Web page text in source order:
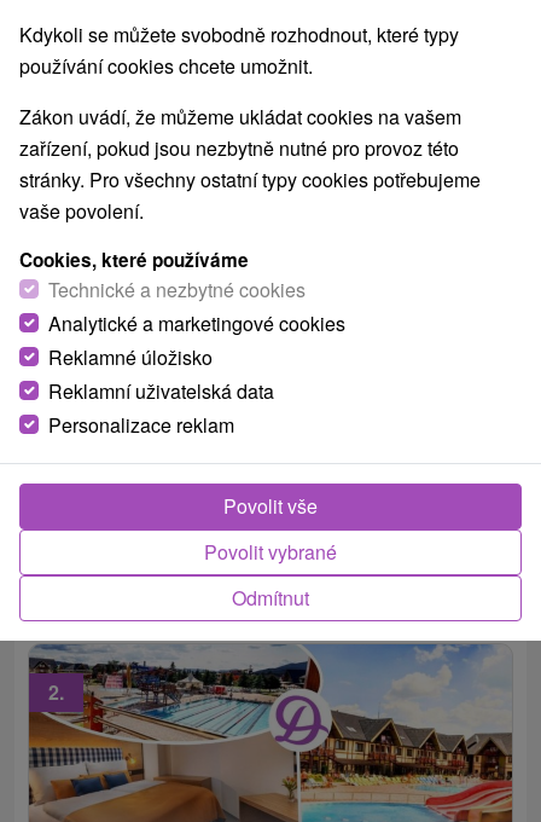
Nejprodávanější
1.
Lázeňská pohoda v Lúčkách: Relax,
regenerace, wellness a zážitky pro celou
rodinu
Od 2 Nocí
Plná Penze
Plná penze, léčebné procedury, vstup do vitálního
světa a denně neomezené venkovní bazény.
Ideální relax pro vás i vaše děti.
2.
Kdykoli se můžete svobodně rozhodnout, které typy
používání cookies chcete umožnit.
Zákon uvádí, že můžeme ukládat cookies na vašem
zařízení, pokud jsou nezbytně nutné pro provoz této
stránky. Pro všechny ostatní typy cookies potřebujeme
vaše povolení.
Cookies, které používáme
Technické a nezbytné cookies
Analytické a marketingové cookies
Reklamné úložisko
Reklamní uživatelská data
Personalizace reklam
Odmítnut
Povolit vybrané
Povolit vše